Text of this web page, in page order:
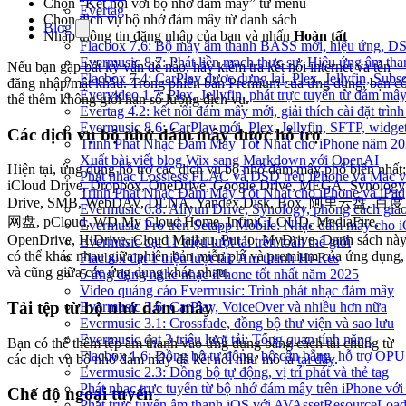
Evertag
Blog
Flacbox 7.6: Bộ máy âm thanh BASS mới, hiệu ứng,
Evermusic 8.7: Phát liền mạch thực sự, Hiệu ứng âm
Flacbox 7.4: CarPlay được dựng lại, Plex, Jellyfin,
Evervideo 1.7: Plex, Jellyfin, phát trực tuyến từ đám
Evertag 4.2: kết nối đám mây mới, giải thích cài đặt
Evermusic 8.6: CarPlay mới, Plex, Jellyfin, SFTP,
Trình Phát Nhạc Đám Mây Tốt Nhất cho iPhone năm
Xuất bài viết blog Wix sang Markdown với OpenAI
Phát nhạc Lossless FLAC và DSD trên iPhone và Mac
Trình Phát Nhạc Đám Mây Tốt Nhất cho iPhone và iPad
Evermusic 6.8: Aliyun Drive, Synology, phong cách
Evermusic Pro trên Setapp Mobile: Nhạc đám mây cho
Evermusic đạt 11 triệu lượt tải trên toàn thế giới
Flacbox đạt 1 triệu lượt tải: Âm thanh Hi-Res
5 ứng dụng nghe nhạc iPhone tốt nhất năm 2025
Video quảng cáo Evermusic: Trình phát nhạc đám mây
Evermusic 3.6: CarPlay, VoiceOver và nhiều hơn nữa
Evermusic 3.1: Crossfade, đồng bộ thư viện và sao lưu
Evermusic đạt 3 triệu lượt tải: Tổng quan tính năng
Flacbox 1.6: Đồng bộ tự động, bộ cân bằng, hỗ trợ
Evermusic 2.3: Đồng bộ tự động, vị trí phát và thẻ tag
Phát nhạc trực tuyến từ bộ nhớ đám mây trên iPhone
Chọn dịch vụ bộ nhớ đám mây từ danh sách
Nhập thông tin đăng nhập của bạn và nhấn Hoàn tất
Nếu bạn gặp bất kỳ vấn đề nào, hãy kiểm tra kết nối internet và tên
đăng nhập/mật khẩu. Trong phiên bản Premium của ứng dụng, bạn
thể thêm không giới hạn số lượng dịch vụ.
Các dịch vụ bộ nhớ đám mây được hỗ trợ
Hiện tại, ứng dụng hỗ trợ các dịch vụ bộ nhớ đám mây phổ biến nhất:
iCloud Drive, Dropbox, OneDrive, Google Drive, MEGA, Synology
Drive, SMB, WebDAV, DLNA, Yandex.Disk, Box, 阿里云盘, 百度
网盘, pCloud, WD My Cloud Home, InfiniCLOUD, MediaFire,
OpenDrive, HiDrive, Cloud Mail.ru, Put.io, MyDrive. Danh sách này
có thể khác nhau giữa phiên bản miễn phí và premium của ứng dụng,
và cũng giữa các ứng dụng khác nhau.
Tải tệp từ bộ nhớ đám mây
Bạn có thể thêm tệp âm thanh vào ứng dụng bằng cách tải chúng từ
các dịch vụ bộ nhớ đám mây đã kết nối như mô tảtại đây.
Chế độ ngoại tuyến